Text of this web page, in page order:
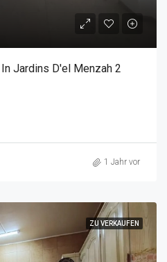
Jardins D'el Menzah 2
1 Jahr vor
ZU VERKAUFEN